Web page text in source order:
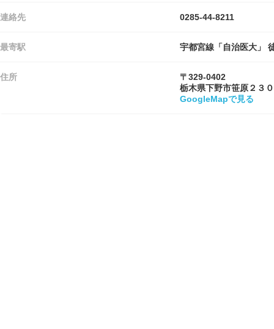
連絡先 0285-44-8211
最寄駅 宇都宮線「自治医大」
住所
〒329-0402
栃木県下野市笹原２３
GoogleMapで見る